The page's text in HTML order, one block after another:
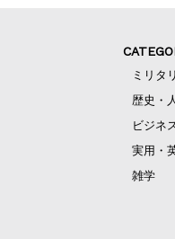
ミリタ
歴史・
ビジネ
実用・
雑学